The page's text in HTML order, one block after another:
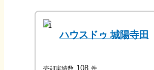
1
ハウスドゥ 城陽寺田
売却実績数 108 件